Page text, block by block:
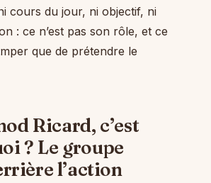
cours du jour, ni objectif, ni
: ce n’est pas son rôle, et ce
que de prétendre le
Ricard, c’est
? Le groupe
l’action